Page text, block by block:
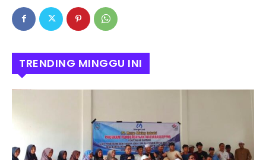
TRENDING MINGGU INI